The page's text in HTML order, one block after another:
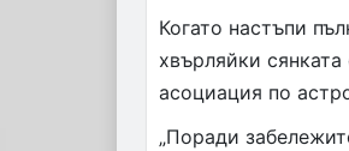
Когато настъпи
хвърляйки
асоциация по
„Поради